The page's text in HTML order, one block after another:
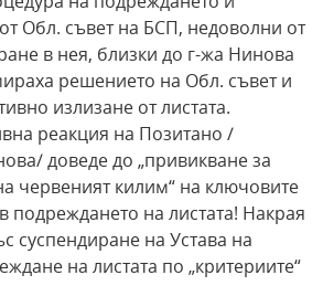
Обл. съвет на БСП, недоволни от
в нея, близки до г-жа Нинова
решението на Обл. съвет и
излизане от листата.
реакция на Позитано /
доведе до „привикване за
червеният килим“ на ключовите
подреждането на листата! Накрая
суспендиране на Устава на
на листата по „критериите“